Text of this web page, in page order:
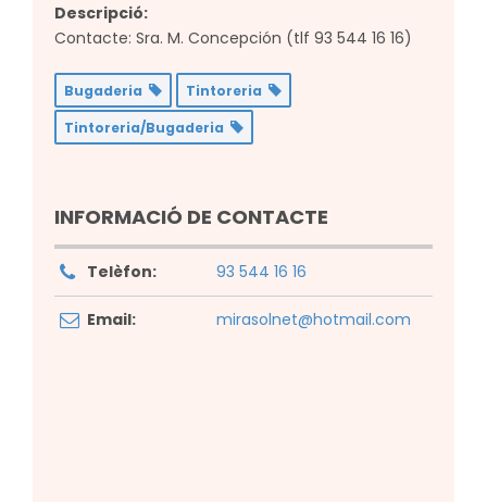
Descripció:
Contacte: Sra. M. Concepción (tlf 93 544 16 16)
Bugaderia
Tintoreria
Tintoreria/Bugaderia
INFORMACIÓ DE CONTACTE
Telèfon: 93 544 16 16
Email: mirasolnet@hotmail.com